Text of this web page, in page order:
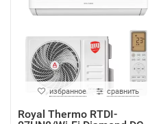
избранное сравнить
Royal Thermo RTDI-